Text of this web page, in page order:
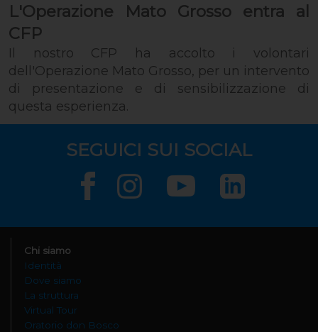
L'Operazione Mato Grosso entra al
CFP
Il nostro CFP ha accolto i volontari
dell'Operazione Mato Grosso, per un intervento
di presentazione e di sensibilizzazione di
questa esperienza.
SEGUICI SUI SOCIAL
Chi siamo
Identità
Dove siamo
La struttura
Virtual Tour
Oratorio don Bosco